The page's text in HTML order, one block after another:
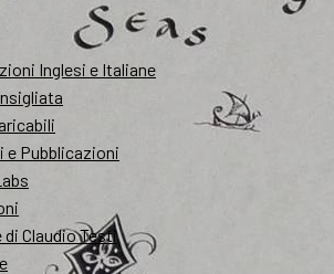
Inglesi e Italiane
e Pubblicazioni
di Claudio Testi